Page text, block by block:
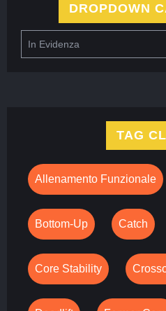
DROPDOWN
TAG
Allenamento Funzionale
Bottom-Up Catch
Core Stability